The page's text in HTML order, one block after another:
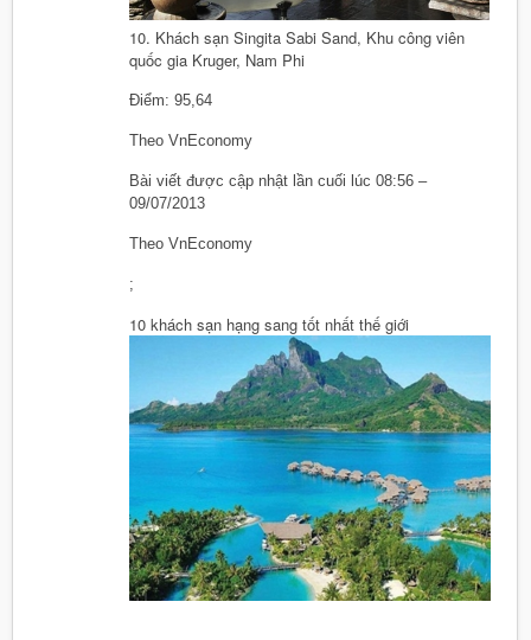
10. Khách sạn Singita Sabi Sand, Khu công viên
quốc gia Kruger, Nam Phi
Điểm: 95,64
Theo VnEconomy
Bài viết được cập nhật lần cuối lúc 08:56 –
09/07/2013
Theo VnEconomy
;
10 khách sạn hạng sang tốt nhất thế giới